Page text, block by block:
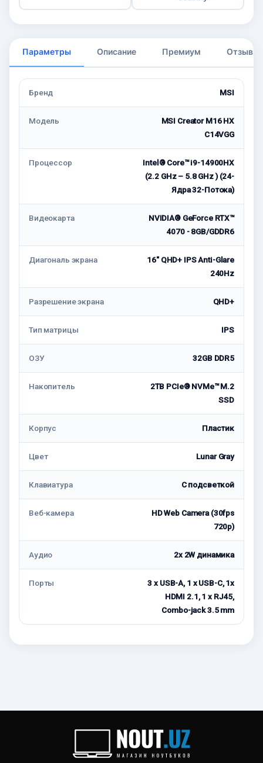
Параметры Описание Премиум Отзывы
Бренд MSI
Модель
MSI Creator M16 HX
C14VGG
Процессор
Intel® Core™ i9-14900HX
(2.2 GHz – 5.8 GHz ) (24-
Ядра 32-Потока)
Видеокарта
NVIDIA® GeForce RTX™
4070 - 8GB/GDDR6
Диагональ экрана
16" QHD+ IPS Anti-Glare
240Hz
Разрешение экрана QHD+
Тип матрицы IPS
ОЗУ 32GB DDR5
Накопитель
2TB PCIe® NVMe™ M.2
SSD
Корпус Пластик
Цвет Lunar Gray
Клавиатура C подсветкой
Веб-камера
HD Web Camera (30fps
720p)
Аудио 2x 2W динамика
Порты
3 x USB-A, 1 x USB-C, 1x
HDMI 2.1, 1 x RJ45,
Combo-jack 3.5 mm